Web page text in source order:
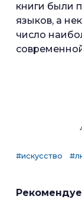
книги были
языков, а
число
#искусство